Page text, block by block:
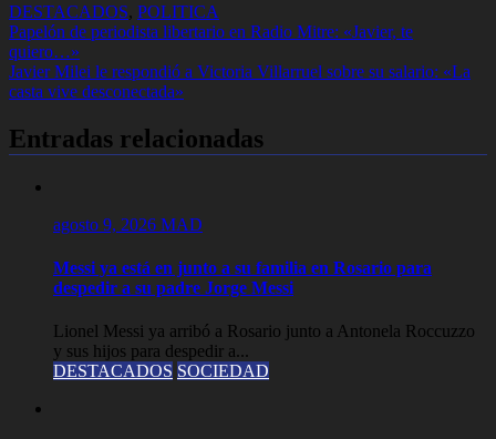
DESTACADOS, POLITICA
Navegación
de
entradas
Papelón de periodista libertario en Radio Mitre: «Javier, te
quiero…»
Javier Milei le respondió a Victoria Villarruel sobre su salario: «La
casta vive desconectada»
Entradas relacionadas
agosto 9, 2026 MAD
Messi ya está en junto a su familia en Rosario para
despedir a su padre Jorge Messi
Lionel Messi ya arribó a Rosario junto a Antonela Roccuzzo
y sus hijos para despedir a...
DESTACADOS SOCIEDAD